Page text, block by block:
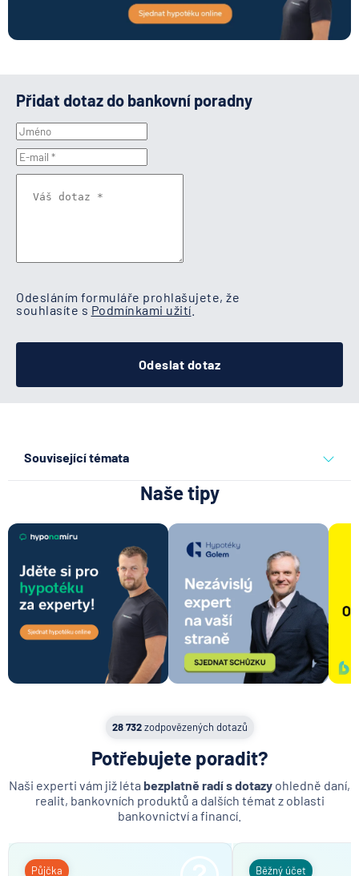
Přidat dotaz do bankovní poradny
Odesláním formuláře prohlašujete, že
souhlasíte s Podmínkami užití
Odeslat dotaz
Související témata
Naše tipy
28 732zodpovězených dotazů
Potřebujete poradit?
Naši experti vám již léta bezplatně radí s dotazy ohledně daní,
realit, bankovních produktů a dalších témat z oblasti
bankovnictví a financí.
Půjčka Běžný účet